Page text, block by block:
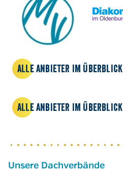
ALLE ANBIETER IM ÜBERBLICK
ALLE ANBIETER IM ÜBERBLICK